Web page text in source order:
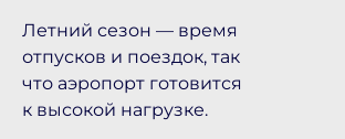
Летний сезон — время
отпусков и поездок, так
что аэропорт готовится
к высокой нагрузке.